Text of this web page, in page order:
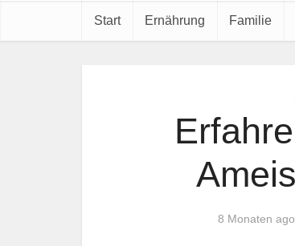
Start Ernährung Familie
8 Monaten ago